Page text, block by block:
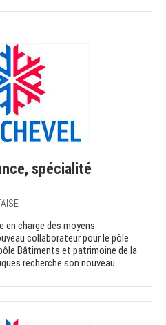
spécialité
en charge des moyens
collaborateur pour le pôle
Bâtiments et patrimoine de la
recherche son nouveau...